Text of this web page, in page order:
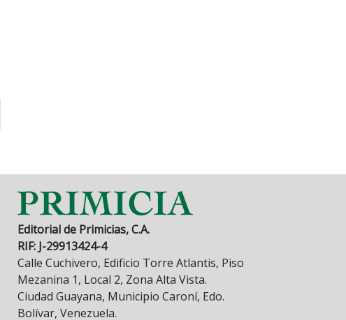
Editorial de Primicias, C.A.
RIF: J-29913424-4
Calle Cuchivero, Edificio Torre Atlantis, Piso
Mezanina 1, Local 2, Zona Alta Vista.
Ciudad Guayana, Municipio Caroní, Edo.
Bolívar, Venezuela.